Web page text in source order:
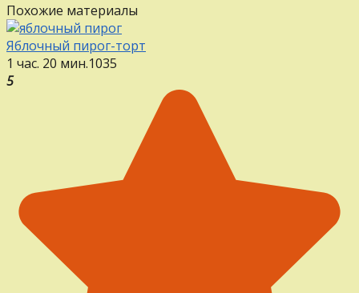
Похожие материалы
Яблочный пирог-торт
1 час. 20 мин.1035
5